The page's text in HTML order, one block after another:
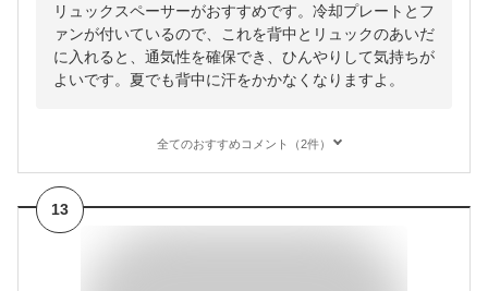
リュックスペーサーがおすすめです。冷却プレートとフ
ァンが付いているので、これを背中とリュックのあいだ
に入れると、通気性を確保でき、ひんやりして気持ちが
よいです。夏でも背中に汗をかかなくなりますよ。
全てのおすすめコメント（2件）
13